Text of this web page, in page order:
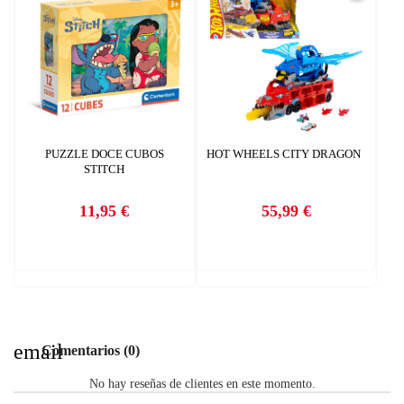
PUZZLE DOCE CUBOS
STITCH
Precio
11,95 €
HOT WHEELS CITY DRAGON
Precio
55,99 €
emailComentarios (0)
No hay reseñas de clientes en este momento.
CREAR LISTA DE DESEOS
INICIAR SESIÓN